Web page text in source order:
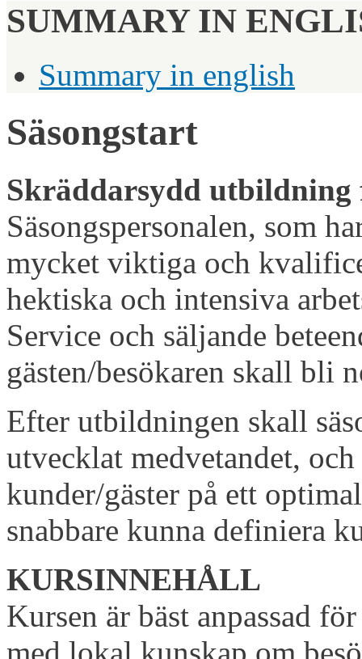
SUMMARY IN
Summary in english
Säsongstart
Skräddarsydd utbildning
Säsongspersonalen, som
mycket viktiga och
hektiska och intensiva
Service och säljande
gästen/besökaren skall bli
Efter utbildningen skall
utvecklat medvetandet,
kunder/gäster på ett
snabbare kunna definiera
KURSINNEHÅLL
Kursen är bäst anpassad
med lokal kunskap om